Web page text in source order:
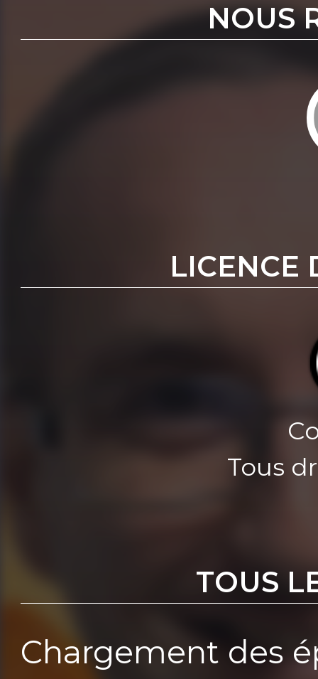
NOUS
LICENCE
Tous
TOUS
Chargement des